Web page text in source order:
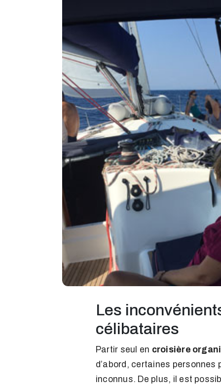
Les
célibataires
Partir seul en croisière
d’abord, certaines personnes
inconnus. De plus, il est